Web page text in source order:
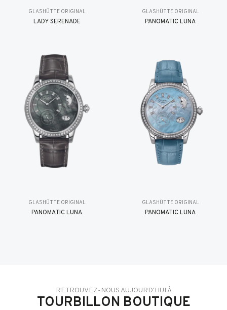
GLASHÜTTE ORIGINAL
LADY SERENADE
GLASHÜTTE ORIGINAL
PANOMATIC LUNA
GLASHÜTTE ORIGINAL
PANOMATIC LUNA
GLASHÜTTE ORIGINAL
PANOMATIC LUNA
RETROUVEZ-NOUS AUJOURD'HUI À
TOURBILLON BOUTIQUE